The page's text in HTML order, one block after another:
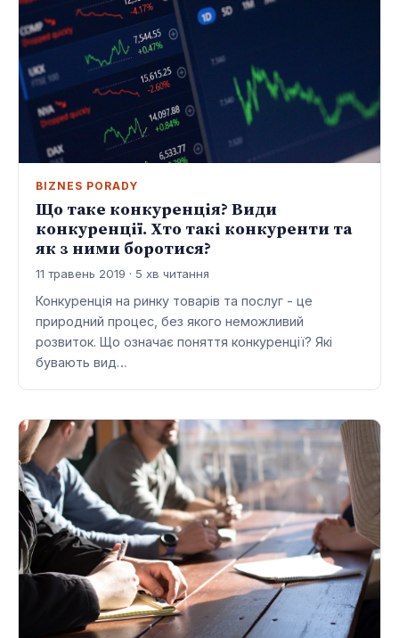
BIZNES PORADY
Що таке конкуренція? Види
конкуренції. Хто такі конкуренти та
як з ними боротися?
11 травень 2019 · 5 хв читання
Конкуренція на ринку товарів та послуг - це
природний процес, без якого неможливий
розвиток. Що означає поняття конкуренції? Які
бувають вид…